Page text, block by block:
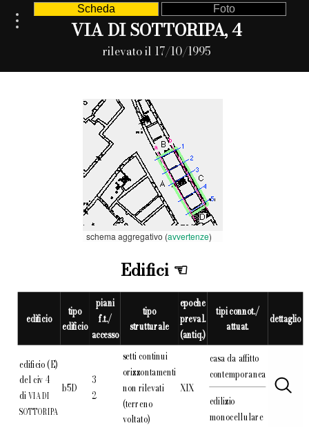
Scheda Foto
VIA DI SOTTORIPA, 4
rilevato il 17/10/1995
schema aggregativo (avvertenze)
Edifici
edificio
tipo
edificio
piani
f.t./
accesso
tipo
strutturale
epoche
preval.
(antiq.)
tipi connot./
attuat.
dettaglio
edificio (E)
del civ 4
diVIA DI
SOTTORIPA
b5D
3
2
setti continui
orizzontamenti
non rilevati
(terreno
voltato)
XIX
casa da affitto
contemporanea
edilizio
monocellulare